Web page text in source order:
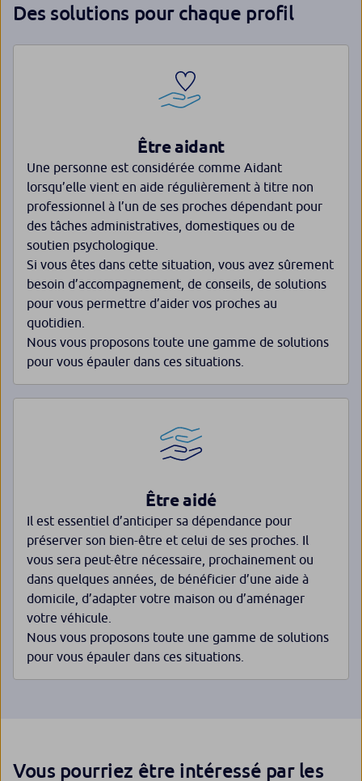
Des solutions pour chaque profil
Être aidant
Une personne est considérée comme Aidant
lorsqu’elle vient en aide régulièrement à titre non
professionnel à l’un de ses proches dépendant pour
des tâches administratives, domestiques ou de
soutien psychologique.
Si vous êtes dans cette situation, vous avez sûrement
besoin d’accompagnement, de conseils, de solutions
pour vous permettre d’aider vos proches au
quotidien.
Nous vous proposons toute une gamme de solutions
pour vous épauler dans ces situations.
Être aidé
Il est essentiel d’anticiper sa dépendance pour
préserver son bien-être et celui de ses proches. Il
vous sera peut-être nécessaire, prochainement ou
dans quelques années, de bénéficier d’une aide à
domicile, d’adapter votre maison ou d’aménager
votre véhicule.
Nous vous proposons toute une gamme de solutions
pour vous épauler dans ces situations.
Vous pourriez être intéressé par les